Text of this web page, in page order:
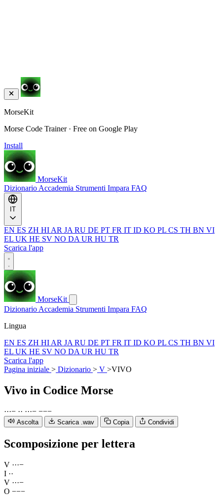
MorseKit
Morse Code Trainer · Free on Google Play
Install
MorseKit
Dizionario Accademia Strumenti Impara FAQ
EN ES ZH HI AR JA RU DE PT FR IT ID KO PL CS TH BN VI
EL UK HE SV NO DA UR HU TR
Scarica l'app
MorseKit
Dizionario Accademia Strumenti Impara FAQ
Lingua
EN ES ZH HI AR JA RU DE PT FR IT ID KO PL CS TH BN VI
EL UK HE SV NO DA UR HU TR
Scarica l'app
Pagina iniziale > Dizionario > V >VIVO
Vivo in Codice Morse
···− ·· ···− −−−
Ascolta Scarica .wav Copia Condividi
Scomposizione per lettera
V ···−
I ··
V ···−
O −−−